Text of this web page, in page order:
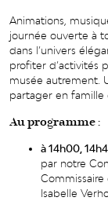
Animations,
journée ouverte à
dans l’univers
profiter d’activités
musée autrement.
partager en famille
Au programme :
à 14h00,
par notre
Commissaire
Isabelle